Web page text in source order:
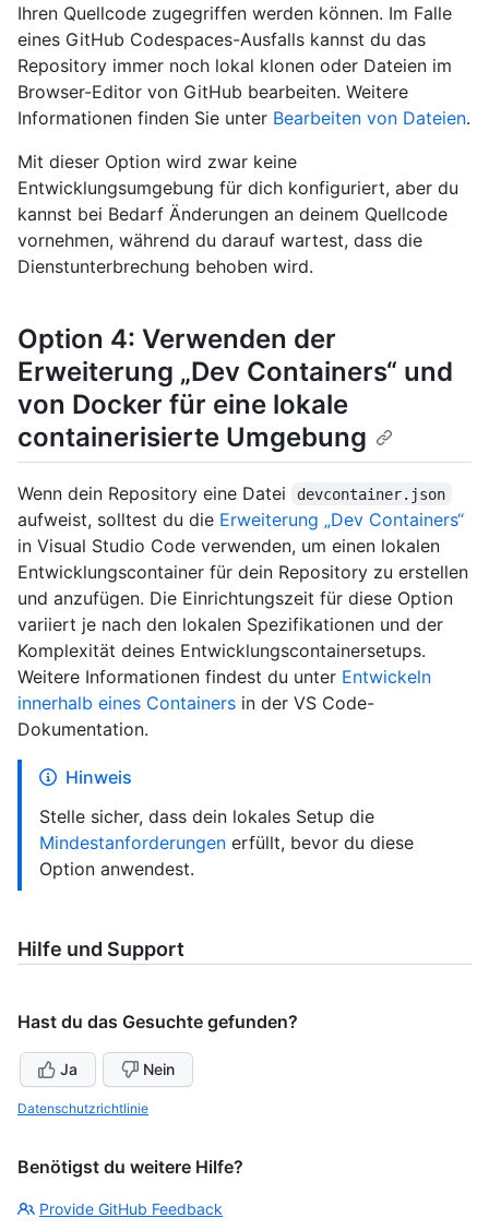
Ihren Quellcode zugegriffen werden können. Im Falle
eines GitHub Codespaces-Ausfalls kannst du das
Repository immer noch lokal klonen oder Dateien im
Browser-Editor von GitHub bearbeiten. Weitere
Informationen finden Sie unter Bearbeiten von Dateien.
Mit dieser Option wird zwar keine
Entwicklungsumgebung für dich konfiguriert, aber du
kannst bei Bedarf Änderungen an deinem Quellcode
vornehmen, während du darauf wartest, dass die
Dienstunterbrechung behoben wird.
Option 4: Verwenden der
Erweiterung „Dev Containers“ und
von Docker für eine lokale
containerisierte Umgebung
Wenn dein Repository eine Datei devcontainer.json
aufweist, solltest du die Erweiterung „Dev Containers“
in Visual Studio Code verwenden, um einen lokalen
Entwicklungscontainer für dein Repository zu erstellen
und anzufügen. Die Einrichtungszeit für diese Option
variiert je nach den lokalen Spezifikationen und der
Komplexität deines Entwicklungscontainersetups.
Weitere Informationen findest du unter Entwickeln
innerhalb eines Containers in der VS Code-
Dokumentation.
Hinweis
Stelle sicher, dass dein lokales Setup die
Mindestanforderungen erfüllt, bevor du diese
Option anwendest.
Hilfe und Support
Hast du das Gesuchte gefunden?
Ja Nein
Datenschutzrichtlinie
Benötigst du weitere Hilfe?
Provide GitHub Feedback